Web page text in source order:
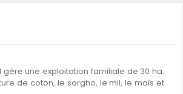
gère une exploitation familiale de 30 ha.
de coton, le sorgho, le mil, le maïs et